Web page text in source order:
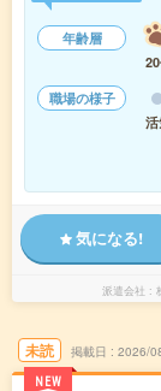
年齢層
職場の様子
気になる!
派遣会社
未読
NEW
掲載日 2026/